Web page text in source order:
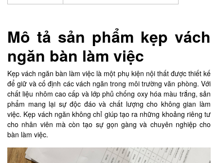
Mô tả sản phẩm kẹp vách
ngăn bàn làm việc
Kẹp vách ngăn bàn làm việc là một phụ kiện nội thất được thiết kế
để giữ và cố định các vách ngăn trong môi trường văn phòng. Với
chất liệu nhôm cao cấp và lớp phủ chống oxy hóa màu trắng, sản
phẩm mang lại sự độc đáo và chất lượng cho không gian làm
việc. Kẹp vách ngăn không chỉ giúp tạo ra những khoảng riêng tư
cho nhân viên mà còn tạo sự gọn gàng và chuyên nghiệp cho
bàn làm việc.